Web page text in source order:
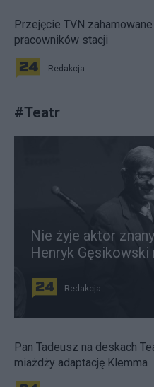
Przejęcie TVN
pracowników stacji
Redakcja
#Teatr
Nie żyje aktor
Henryk Gęsikowski
Redakcja
Pan Tadeusz na deskach
miażdży adaptację Klemma